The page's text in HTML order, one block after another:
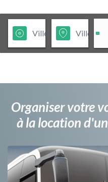
Organiser votre
à la location